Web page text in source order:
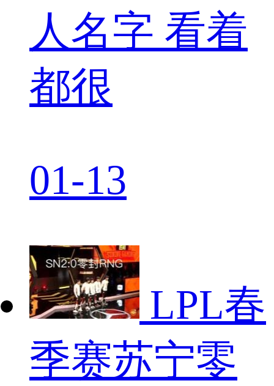
人名字 看着
都很
01-13
LPL春
季赛苏宁零